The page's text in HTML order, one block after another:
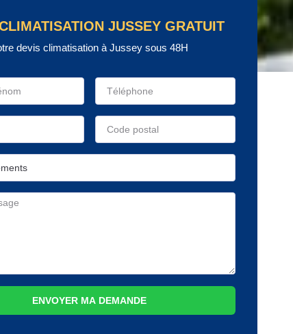
JUSSEY GRATUIT
devis climatisation à Jussey sous 48H
ENVOYER MA DEMANDE